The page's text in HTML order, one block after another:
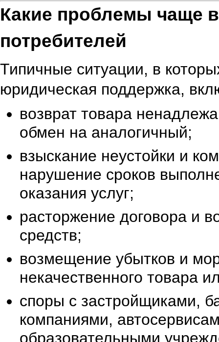
Какие проблемы чаще
потребителей
Типичные ситуации, в
юридическая поддержка,
возврат товара
обмен на аналогичный;
взыскание неустойки и
нарушение сроков
оказания услуг;
расторжение договора и
средств;
возмещение убытков и
некачественного товара
споры с застройщиками,
компаниями,
образовательными